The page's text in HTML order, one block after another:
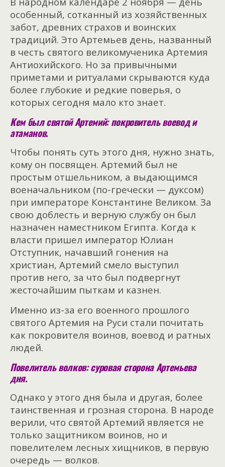
особенный, сотканный из хозяйственных
забот, древних страхов и воинских
традиций. Это Артемьев день, названный
в честь святого великомученика Артемия
Антиохийского. Но за привычными
приметами и ритуалами скрываются куда
более глубокие и редкие поверья, о
которых сегодня мало кто знает.
Кем был святой Артемий: покровитель воевод и
атаманов.
Чтобы понять суть этого дня, нужно знать,
кому он посвящен. Артемий был не
простым отшельником, а выдающимся
военачальником (по-гречески — дуксом)
при императоре Константине Великом. За
свою доблесть и верную службу он был
назначен наместником Египта. Когда к
власти пришел император Юлиан
Отступник, начавший гонения на
христиан, Артемий смело выступил
против него, за что был подвергнут
жесточайшим пыткам и казнен.
Именно из-за его военного прошлого
святого Артемия на Руси стали почитать
как покровителя воинов, воевод и ратных
людей.
Повелитель волков: суровая сторона Артемьева
дня.
Однако у этого дня была и другая, более
таинственная и грозная сторона. В народе
верили, что святой Артемий является не
только защитником воинов, но и
повелителем лесных хищников, в первую
очередь — волков.